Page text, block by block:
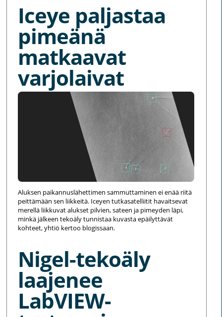
Iceye paljastaa
pimeänä
matkaavat
varjolaivat
Aluksen paikannuslähettimen sammuttaminen ei enää riitä
peittämään sen liikkeitä. Iceyen tutkasatelliitit havaitsevat
merellä liikkuvat alukset pilvien, sateen ja pimeyden läpi,
minkä jälkeen tekoäly tunnistaa kuvasta epäilyttävät
kohteet, yhtiö kertoo blogissaan.
Nigel-tekoäly
laajenee
LabVIEW-